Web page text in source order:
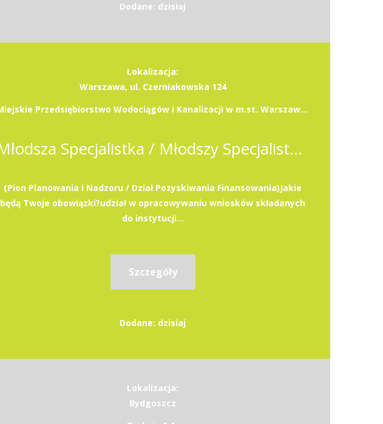
Dodane: dzisiaj
Lokalizacja:
Warszawa, ul. Czerniakowska 124
Miejskie Przedsiębiorstwo Wodociągów i Kanalizacji w m.st. Warszawie S.A.
Młodsza Specjalistka / Młodszy Specjalista -Starsza Specjalistka / Starszy Specjalista ds. Pozyskiwania Finansowania (k/m/n)
(Pion Planowania i Nadzoru / Dział Pozyskiwania Finansowania)Jakie
będą Twoje obowiązki?udział w opracowywaniu wniosków składanych
do instytucji...
Szczegóły
Dodane: dzisiaj
Lokalizacja:
Bydgoszcz